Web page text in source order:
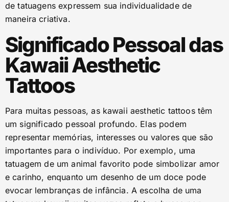
de tatuagens expressem sua individualidade de
maneira criativa.
Significado Pessoal das
Kawaii Aesthetic
Tattoos
Para muitas pessoas, as kawaii aesthetic tattoos têm
um significado pessoal profundo. Elas podem
representar memórias, interesses ou valores que são
importantes para o indivíduo. Por exemplo, uma
tatuagem de um animal favorito pode simbolizar amor
e carinho, enquanto um desenho de um doce pode
evocar lembranças de infância. A escolha de uma